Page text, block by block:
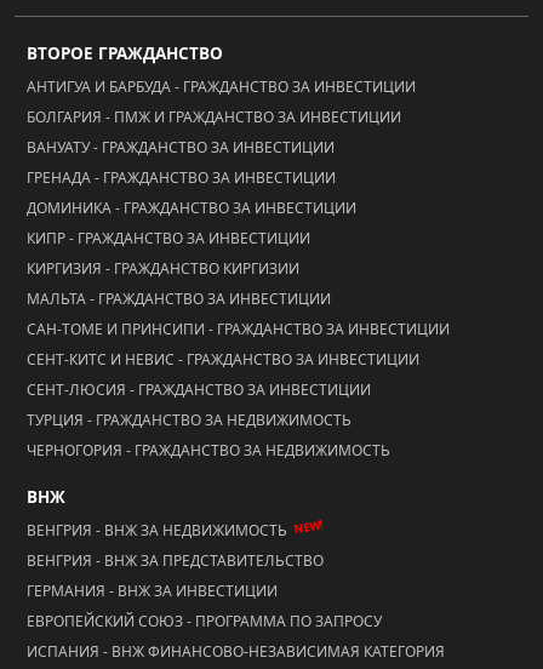
ВТОРОЕ ГРАЖДАНСТВО
АНТИГУА И БАРБУДА - ГРАЖДАНСТВО ЗА ИНВЕСТИЦИИ
БОЛГАРИЯ - ПМЖ И ГРАЖДАНСТВО ЗА ИНВЕСТИЦИИ
ВАНУАТУ - ГРАЖДАНСТВО ЗА ИНВЕСТИЦИИ
ГРЕНАДА - ГРАЖДАНСТВО ЗА ИНВЕСТИЦИИ
ДОМИНИКА - ГРАЖДАНСТВО ЗА ИНВЕСТИЦИИ
КИПР - ГРАЖДАНСТВО ЗА ИНВЕСТИЦИИ
КИРГИЗИЯ - ГРАЖДАНСТВО КИРГИЗИИ
МАЛЬТА - ГРАЖДАНСТВО ЗА ИНВЕСТИЦИИ
САН-ТОМЕ И ПРИНСИПИ - ГРАЖДАНСТВО ЗА ИНВЕСТИЦИИ
СЕНТ-КИТС И НЕВИС - ГРАЖДАНСТВО ЗА ИНВЕСТИЦИИ
СЕНТ-ЛЮСИЯ - ГРАЖДАНСТВО ЗА ИНВЕСТИЦИИ
ТУРЦИЯ - ГРАЖДАНСТВО ЗА НЕДВИЖИМОСТЬ
ЧЕРНОГОРИЯ - ГРАЖДАНСТВО ЗА НЕДВИЖИМОСТЬ
ВНЖ
ВЕНГРИЯ - ВНЖ ЗА НЕДВИЖИМОСТЬ NEW!
ВЕНГРИЯ - ВНЖ ЗА ПРЕДСТАВИТЕЛЬСТВО
ГЕРМАНИЯ - ВНЖ ЗА ИНВЕСТИЦИИ
ЕВРОПЕЙСКИЙ СОЮЗ - ПРОГРАММА ПО ЗАПРОСУ
ИСПАНИЯ - ВНЖ ФИНАНСОВО-НЕЗАВИСИМАЯ КАТЕГОРИЯ